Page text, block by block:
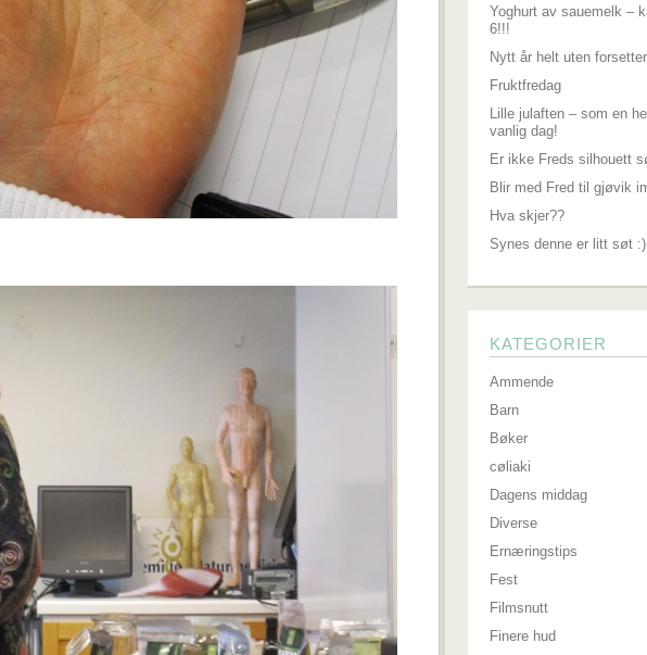
Yoghurt av sauemelk –
6!!!
Nytt år helt uten forsetter
Fruktfredag
Lille julaften – som en
vanlig dag!
Er ikke Freds silhouett
Blir med Fred til gjøvik
Hva skjer??
Synes denne er litt søt :)
KATEGORIER
Ammende
Barn
Bøker
cøliaki
Dagens middag
Diverse
Ernæringstips
Fest
Filmsnutt
Finere hud